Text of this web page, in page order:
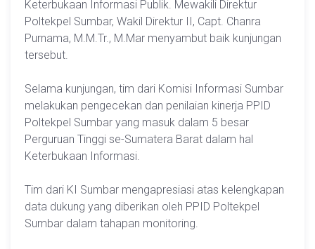
Keterbukaan Informasi Publik. Mewakili Direktur
Poltekpel Sumbar, Wakil Direktur II, Capt. Chanra
Purnama, M.M.Tr., M.Mar menyambut baik kunjungan
tersebut.
Selama kunjungan, tim dari Komisi Informasi Sumbar
melakukan pengecekan dan penilaian kinerja PPID
Poltekpel Sumbar yang masuk dalam 5 besar
Perguruan Tinggi se-Sumatera Barat dalam hal
Keterbukaan Informasi.
Tim dari KI Sumbar mengapresiasi atas kelengkapan
data dukung yang diberikan oleh PPID Poltekpel
Sumbar dalam tahapan monitoring.